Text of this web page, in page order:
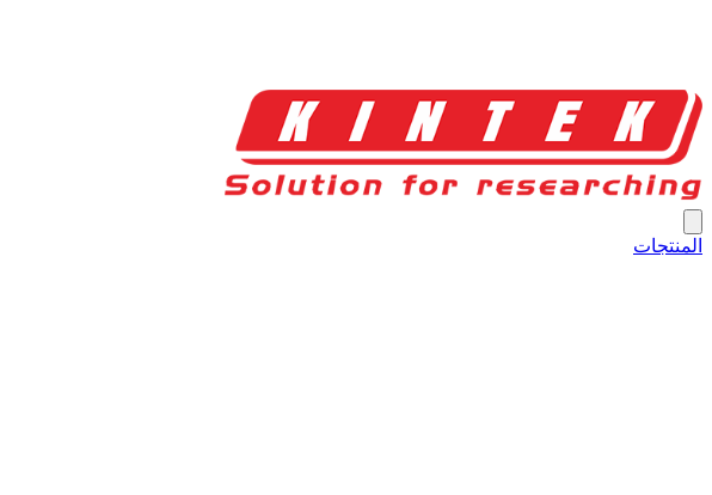
المنتجات